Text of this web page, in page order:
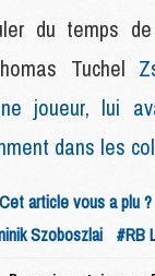
du temps
Tuchel
joueur, lui
dans les
Cet article vous a plu
Szoboszlai #RB